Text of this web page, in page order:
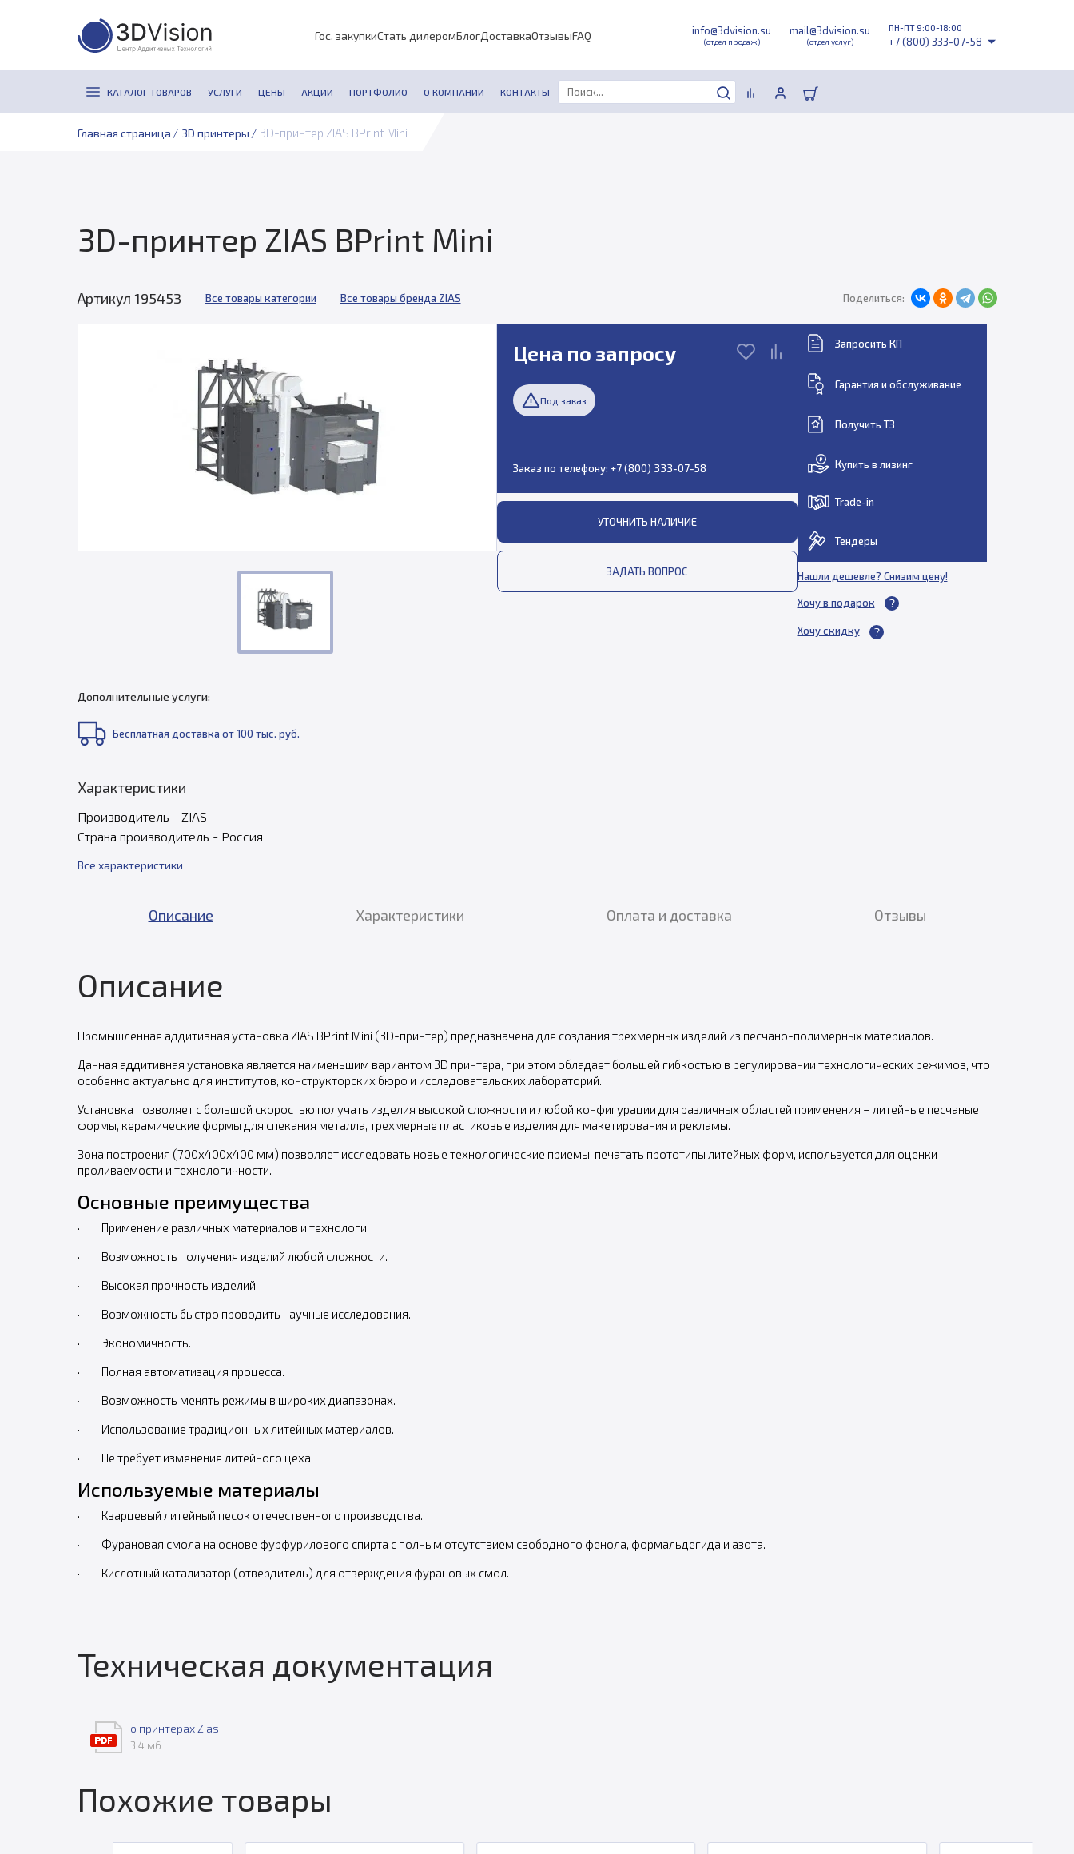
Гос. закупкиСтать дилеромБлогДоставкаОтзывыFAQ info@3dvision.su
(отдел продаж)
mail@3dvision.su
(отдел услуг)
ПН-ПТ 9:00-18:00
+7 (800) 333-07-58
КАТАЛОГ ТОВАРОВ УСЛУГИ ЦЕНЫ АКЦИИ ПОРТФОЛИО О КОМПАНИИ КОНТАКТЫ
Главная страница / 3D принтеры / 3D-принтер ZIAS BPrint Mini
3D-принтер ZIAS BPrint Mini
Артикул 195453 Все товары категории Все товары бренда ZIAS Поделиться:
Цена по запросу
Под заказ
Заказ по телефону: +7 (800) 333-07-58
УТОЧНИТЬ НАЛИЧИЕ
ЗАДАТЬ ВОПРОС
Запросить КП
Гарантия и обслуживание
Получить ТЗ
Купить в лизинг
Trade-in
Тендеры
Нашли дешевле? Снизим цену!
Хочу в подарок
Хочу скидку
Дополнительные услуги:
Бесплатная доставка от 100 тыс. руб.
Характеристики
Производитель - ZIAS
Страна производитель - Россия
Все характеристики
Описание Характеристики Оплата и доставка Отзывы
Описание
Промышленная аддитивная установка ZIAS BPrint Mini (3D-принтер) предназначена для создания трехмерных изделий из песчано-полимерных материалов.
Данная аддитивная установка является наименьшим вариантом 3D принтера, при этом обладает большей гибкостью в регулировании технологических режимов, что
особенно актуально для институтов, конструкторских бюро и исследовательских лабораторий.
Установка позволяет с большой скоростью получать изделия высокой сложности и любой конфигурации для различных областей применения – литейные песчаные
формы, керамические формы для спекания металла, трехмерные пластиковые изделия для макетирования и рекламы.
Зона построения (700х400х400 мм) позволяет исследовать новые технологические приемы, печатать прототипы литейных форм, используется для оценки
проливаемости и технологичности.
Основные преимущества
· Применение различных материалов и технологи.
· Возможность получения изделий любой сложности.
· Высокая прочность изделий.
· Возможность быстро проводить научные исследования.
· Экономичность.
· Полная автоматизация процесса.
· Возможность менять режимы в широких диапазонах.
· Использование традиционных литейных материалов.
· Не требует изменения литейного цеха.
Используемые материалы
· Кварцевый литейный песок отечественного производства.
· Фурановая смола на основе фурфурилового спирта с полным отсутствием свободного фенола, формальдегида и азота.
· Кислотный катализатор (отвердитель) для отверждения фурановых смол.
Техническая документация
о принтерах Zias
3,4 мб
Похожие товары